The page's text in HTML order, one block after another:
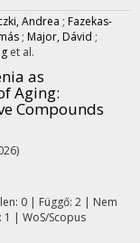
Andrea ; Fazekas-
; Major, Dávid ;
et al.
as
Aging:
Compounds
0 | Függő: 2 | Nem
| WoS/Scopus